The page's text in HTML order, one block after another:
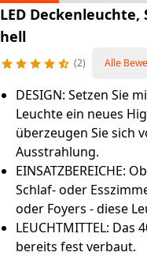
LED
hell
2 Alle
DESIGN: Setzen Sie
Leuchte ein neues
überzeugen Sie sich
Ausstrahlung.
EINSATZBEREICHE:
Schlaf- oder
oder Foyers - diese
LEUCHTMITTEL:
bereits fest verbaut.